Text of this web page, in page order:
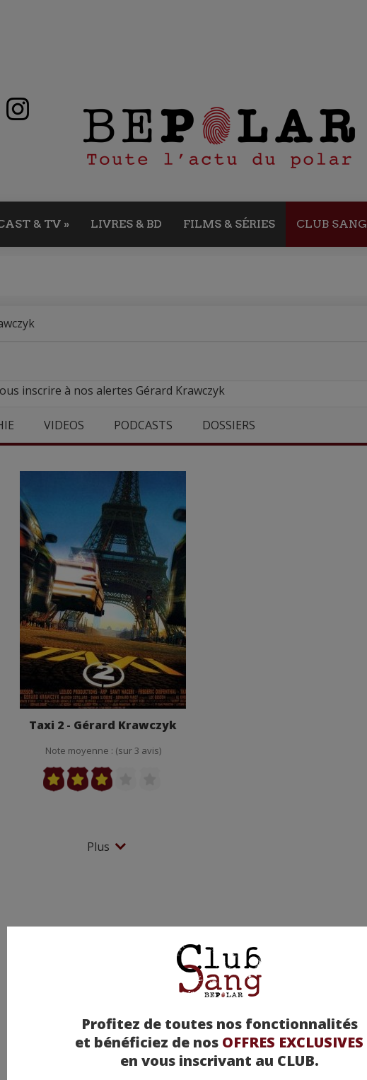
& TV » LIVRES & BD FILMS & SÉRIES CLUB SANG
Profitez de toutes nos fonctionnalités
et bénéficiez de nos OFFRES EXCLUSIVES
en vous inscrivant au CLUB.
inscrire à nos alertes Gérard Krawczyk
VIDEOS PODCASTS DOSSIERS
Taxi 2 - Gérard Krawczyk
Note moyenne : (sur 3 avis)
Plus